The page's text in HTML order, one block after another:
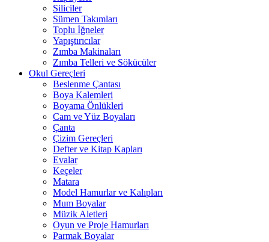
Siliciler
Sümen Takımları
Toplu İğneler
Yapıştırıcılar
Zımba Makinaları
Zımba Telleri ve Sökücüler
Okul Gereçleri
Beslenme Çantası
Boya Kalemleri
Boyama Önlükleri
Cam ve Yüz Boyaları
Çanta
Çizim Gereçleri
Defter ve Kitap Kapları
Evalar
Keçeler
Matara
Model Hamurlar ve Kalıpları
Mum Boyalar
Müzik Aletleri
Oyun ve Proje Hamurları
Parmak Boyalar